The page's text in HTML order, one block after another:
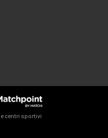
centri sportivi